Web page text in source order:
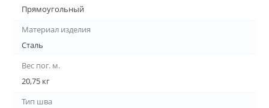
Прямоугольный
Материал изделия
Сталь
Вес пог. м.
20,75 кг
Тип шва